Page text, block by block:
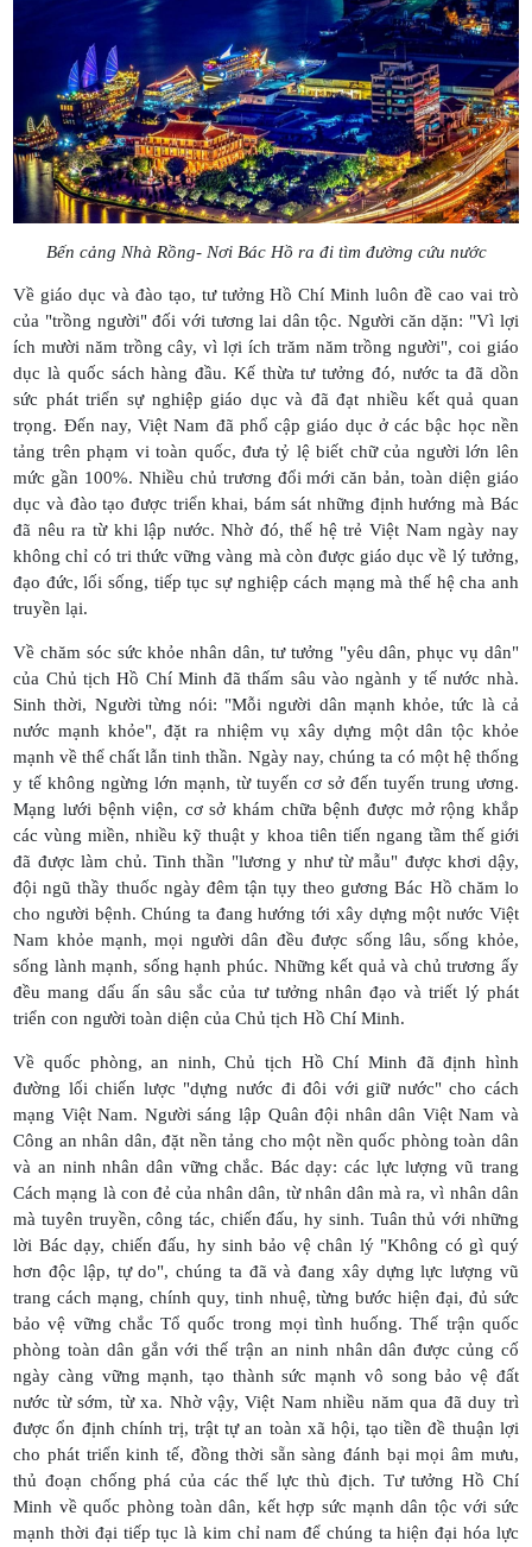
Bến cảng Nhà Rồng- Nơi Bác Hồ ra đi tìm đường cứu nước
Về giáo dục và đào tạo, tư tưởng Hồ Chí Minh luôn đề cao vai trò
của "trồng người" đối với tương lai dân tộc. Người căn dặn: "Vì lợi
ích mười năm trồng cây, vì lợi ích trăm năm trồng người", coi giáo
dục là quốc sách hàng đầu. Kế thừa tư tưởng đó, nước ta đã dồn
sức phát triển sự nghiệp giáo dục và đã đạt nhiều kết quả quan
trọng. Đến nay, Việt Nam đã phổ cập giáo dục ở các bậc học nền
tảng trên phạm vi toàn quốc, đưa tỷ lệ biết chữ của người lớn lên
mức gần 100%. Nhiều chủ trương đổi mới căn bản, toàn diện giáo
dục và đào tạo được triển khai, bám sát những định hướng mà Bác
đã nêu ra từ khi lập nước. Nhờ đó, thế hệ trẻ Việt Nam ngày nay
không chỉ có tri thức vững vàng mà còn được giáo dục về lý tưởng,
đạo đức, lối sống, tiếp tục sự nghiệp cách mạng mà thế hệ cha anh
truyền lại.
Về chăm sóc sức khỏe nhân dân, tư tưởng "yêu dân, phục vụ dân"
của Chủ tịch Hồ Chí Minh đã thấm sâu vào ngành y tế nước nhà.
Sinh thời, Người từng nói: "Mỗi người dân mạnh khỏe, tức là cả
nước mạnh khỏe", đặt ra nhiệm vụ xây dựng một dân tộc khỏe
mạnh về thể chất lẫn tinh thần. Ngày nay, chúng ta có một hệ thống
y tế không ngừng lớn mạnh, từ tuyến cơ sở đến tuyến trung ương.
Mạng lưới bệnh viện, cơ sở khám chữa bệnh được mở rộng khắp
các vùng miền, nhiều kỹ thuật y khoa tiên tiến ngang tầm thế giới
đã được làm chủ. Tinh thần "lương y như từ mẫu" được khơi dậy,
đội ngũ thầy thuốc ngày đêm tận tụy theo gương Bác Hồ chăm lo
cho người bệnh. Chúng ta đang hướng tới xây dựng một nước Việt
Nam khỏe mạnh, mọi người dân đều được sống lâu, sống khỏe,
sống lành mạnh, sống hạnh phúc. Những kết quả và chủ trương ấy
đều mang dấu ấn sâu sắc của tư tưởng nhân đạo và triết lý phát
triển con người toàn diện của Chủ tịch Hồ Chí Minh.
Về quốc phòng, an ninh, Chủ tịch Hồ Chí Minh đã định hình
đường lối chiến lược "dựng nước đi đôi với giữ nước" cho cách
mạng Việt Nam. Người sáng lập Quân đội nhân dân Việt Nam và
Công an nhân dân, đặt nền tảng cho một nền quốc phòng toàn dân
và an ninh nhân dân vững chắc. Bác dạy: các lực lượng vũ trang
Cách mạng là con đẻ của nhân dân, từ nhân dân mà ra, vì nhân dân
mà tuyên truyền, công tác, chiến đấu, hy sinh. Tuân thủ với những
lời Bác dạy, chiến đấu, hy sinh bảo vệ chân lý "Không có gì quý
hơn độc lập, tự do", chúng ta đã và đang xây dựng lực lượng vũ
trang cách mạng, chính quy, tinh nhuệ, từng bước hiện đại, đủ sức
bảo vệ vững chắc Tổ quốc trong mọi tình huống. Thế trận quốc
phòng toàn dân gắn với thế trận an ninh nhân dân được củng cố
ngày càng vững mạnh, tạo thành sức mạnh vô song bảo vệ đất
nước từ sớm, từ xa. Nhờ vậy, Việt Nam nhiều năm qua đã duy trì
được ổn định chính trị, trật tự an toàn xã hội, tạo tiền đề thuận lợi
cho phát triển kinh tế, đồng thời sẵn sàng đánh bại mọi âm mưu,
thủ đoạn chống phá của các thế lực thù địch. Tư tưởng Hồ Chí
Minh về quốc phòng toàn dân, kết hợp sức mạnh dân tộc với sức
mạnh thời đại tiếp tục là kim chỉ nam để chúng ta hiện đại hóa lực